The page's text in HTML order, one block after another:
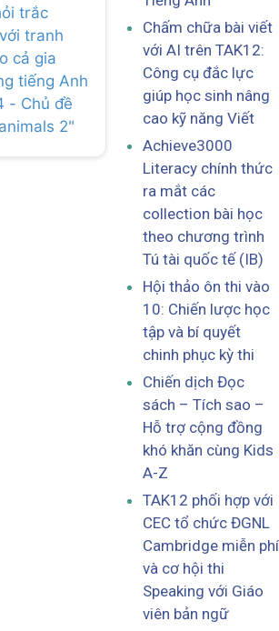
trắc
tranh
cả gia
tiếng Anh
- Chủ đề
2"
Chấm chữa bài viết
với AI trên TAK12:
Công cụ đắc lực
giúp học sinh nâng
cao kỹ năng Viết
Achieve3000
Literacy chính thức
ra mắt các
collection bài học
theo chương trình
Tú tài quốc tế (IB)
Hội thảo ôn thi vào
10: Chiến lược học
tập và bí quyết
chinh phục kỳ thi
Chiến dịch Đọc
sách – Tích sao –
Hỗ trợ cộng đồng
khó khăn cùng Kids
A-Z
TAK12 phối hợp với
CEC tổ chức ĐGNL
Cambridge miễn phí
và cơ hội thi
Speaking với Giáo
viên bản ngữ